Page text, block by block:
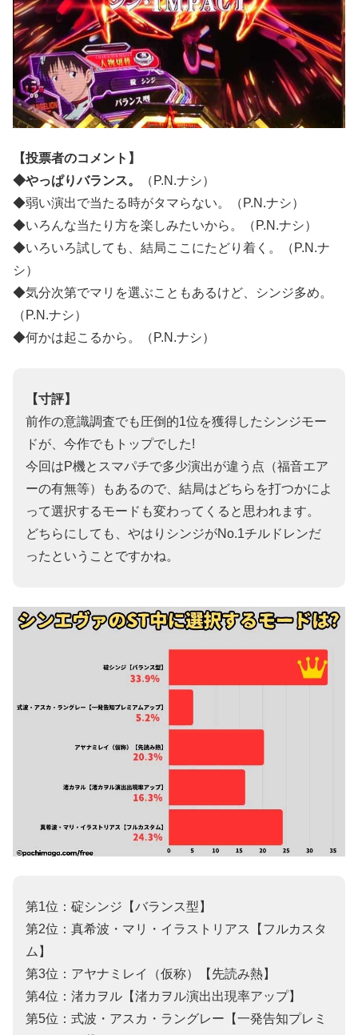
【投票者のコメント】
◆やっぱりバランス。
（P.N.ナシ）
◆弱い演出で当たる時がタマらない。（P.N.ナシ）
◆いろんな当たり方を楽しみたいから。（P.N.ナシ）
◆いろいろ試しても、結局ここにたどり着く。（P.N.ナ
シ）
◆気分次第でマリを選ぶこともあるけど、シンジ多め。
（P.N.ナシ）
◆何かは起こるから。（P.N.ナシ）
【寸評】
前作の意識調査でも圧倒的1位を獲得したシンジモー
ドが、今作でもトップでした!
今回はP機とスマパチで多少演出が違う点（福音エア
ーの有無等）もあるので、結局はどちらを打つかによ
って選択するモードも変わってくると思われます。
どちらにしても、やはりシンジがNo.1チルドレンだ
ったということですかね。
第1位：碇シンジ【バランス型】
第2位：真希波・マリ・イラストリアス【フルカスタ
ム】
第3位：アヤナミレイ（仮称）【先読み熱】
第4位：渚カヲル【渚カヲル演出出現率アップ】
第5位：式波・アスカ・ラングレー【一発告知プレミ